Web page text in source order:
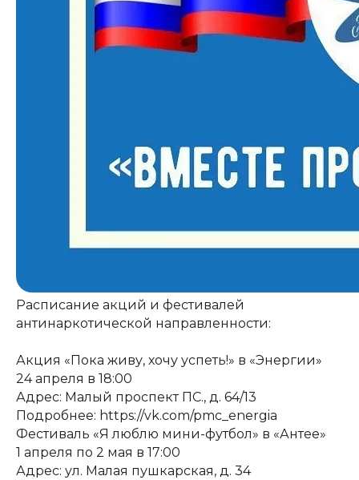
Расписание акций и фестивалей
антинаркотической направленности:
Акция «Пока живу, хочу успеть!» в «Энергии»
24 апреля в 18:00
Адрес: Малый проспект ПС., д. 64/13
Подробнее: https://vk.com/pmc_energia
Фестиваль «Я люблю мини-футбол» в «Антее»
1 апреля по 2 мая в 17:00
Адрес: ул. Малая пушкарская, д. 34